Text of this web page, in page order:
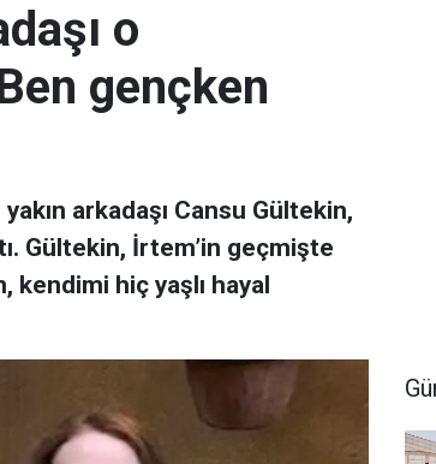
o
gençken
arkadaşı Cansu Gültekin,
Gültekin, İrtem’in geçmişte
kendimi hiç yaşlı hayal